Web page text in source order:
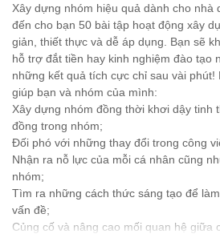
Xây dựng nhóm hiệu quả dành cho nhà
đến cho bạn 50 bài tập hoạt động xây
giản, thiết thực và dễ áp dụng. Bạn sẽ
hỗ trợ đắt tiền hay kinh nghiệm đào tạo
những kết quả tích cực chỉ sau vài phút!
giúp bạn và nhóm của mình:
Xây dựng nhóm đồng thời khơi dậy tinh
đồng trong nhóm;
Đối phó với những thay đổi trong công
Nhận ra nỗ lực của mỗi cá nhân cũng
nhóm;
Tìm ra những cách thức sáng tạo để
vấn đề;
Củng cố và nâng cao mối quan hệ giữa